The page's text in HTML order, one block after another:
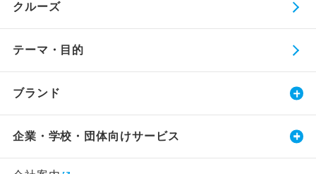
クルーズ
テーマ・目的
ブランド
企業・学校・団体向けサービス